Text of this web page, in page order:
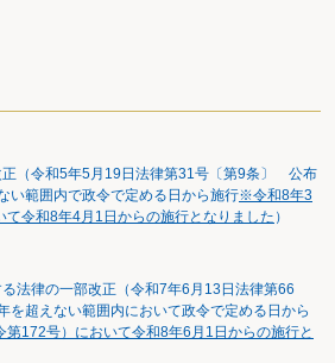
膨大なものであるだけに、関係通達も相当な量
布
立に伴い、法人税法施行令・施行規則も公布さ
成15年4月1日以後開始事業年度に適用されるも
件など、政令に委任されている事項も多く、そ
正（令和5年5月19日法律第31号〔第9条〕 公布
い範囲内で政令で定める日から施行※令和8年3
て令和8年4月1日からの施行となりました ）
る法律の一部改正（令和7年6月13日法律第66
超えない範囲内において政令で定める日から
172号）において令和8年6月1日からの施行と